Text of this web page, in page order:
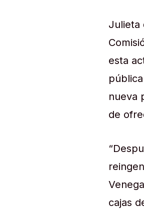
Julieta
esta
nueva
de
cajas